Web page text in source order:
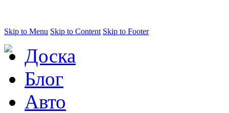
Skip to Menu Skip to Content Skip to Footer
Доска
Блог
Авто